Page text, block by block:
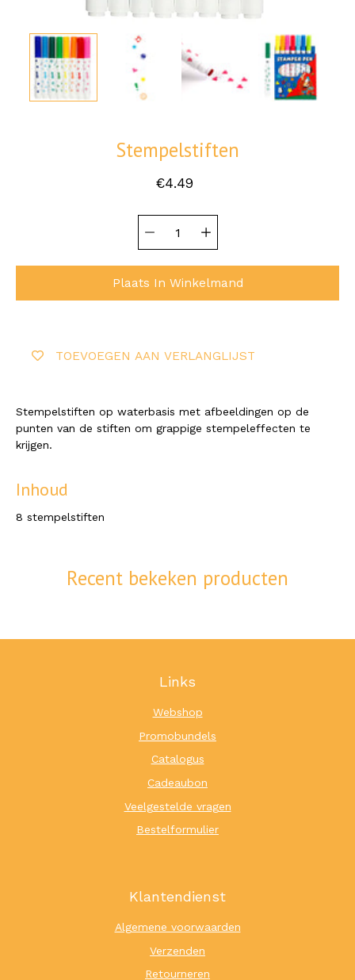
Stempelstiften
€4.49
variant
selector
Plaats In Winkelmand
TOEVOEGEN AAN VERLANGLIJST
Stempelstiften op waterbasis met afbeeldingen op de
punten van de stiften om grappige stempeleffecten te
krijgen.
Inhoud
8 stempelstiften
Recent bekeken producten
Links
Webshop
Promobundels
Catalogus
Cadeaubon
Veelgestelde vragen
Bestelformulier
Klantendienst
Algemene voorwaarden
Verzenden
Retourneren